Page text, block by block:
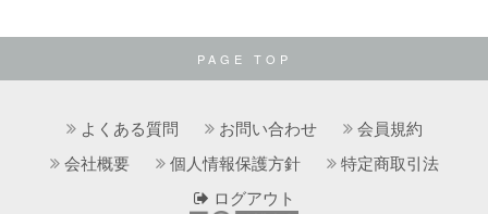
PAGE TOP
よくある質問 お問い合わせ
会員規約
会社概要
個人情報保護方針
特定商取引法
ログアウト